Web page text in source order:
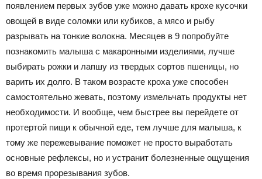
появлением первых зубов уже можно давать крохе кусочки
овощей в виде соломки или кубиков, а мясо и рыбу
разрывать на тонкие волокна. Месяцев в 9 попробуйте
познакомить малыша с макаронными изделиями, лучше
выбирать рожки и лапшу из твердых сортов пшеницы, но
варить их долго. В таком возрасте кроха уже способен
самостоятельно жевать, поэтому измельчать продукты нет
необходимости. И вообще, чем быстрее вы перейдете от
протертой пищи к обычной еде, тем лучше для малыша, к
тому же пережевывание поможет не просто выработать
основные рефлексы, но и устранит болезненные ощущения
во время прорезывания зубов.